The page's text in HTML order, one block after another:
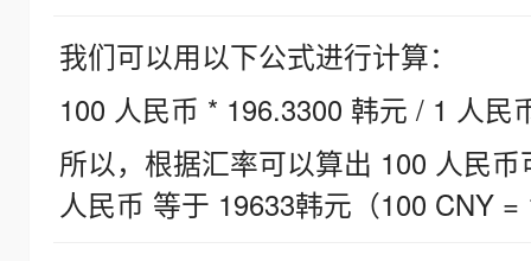
我们可以用以下公式进行计算：
100 人民币 * 196.3300 韩元 / 1 人民
所以，根据汇率可以算出 100 人民
人民币 等于 19633韩元（100 CNY =